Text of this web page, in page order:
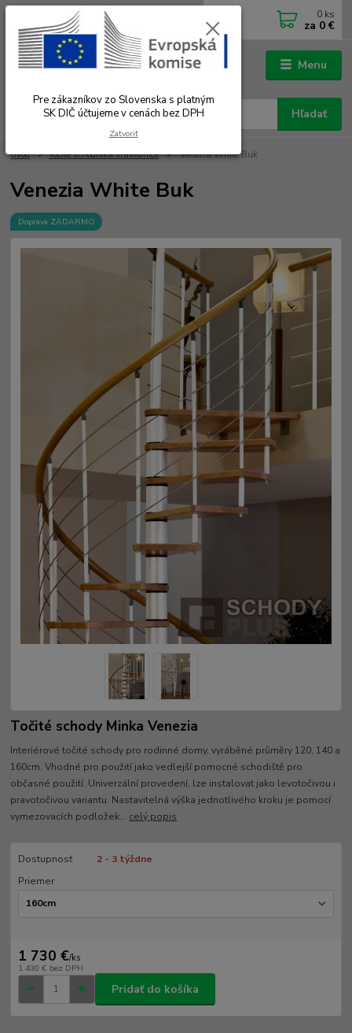
Menu
Hľadať
Po-Čt 7.00 - 16.00 hod. Pá 7.00 - 12.00 hod.
0 ks
za 0 €
Úvod Točité schodiská stavebnice Venezia White Buk
Venezia White Buk
Doprava ZADARMO
Točité schody Minka Venezia
Interiérové točité schody pro rodinné domy, vyráběné průměry 120, 140 a
160cm. Vhodné pro použití jako vedlejší pomocné schodiště pro
občasné použití. Univerzální provedení, lze instalovat jako levotočivou i
pravotočivou variantu. Nastavitelná výška jednotlivého kroku je pomocí
vymezovacích podložek... celý popis
Dostupnosť
2 - 3 týždne
Priemer
1 730 €/ks
1 430 € bez DPH
Pridať do košíka
Pre zákazníkov zo Slovenska s platným
SK DIČ účtujeme v cenách bez DPH
Zatvoriť